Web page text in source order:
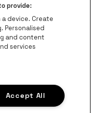
Antwerpen
Antwerpen
Antwerpen
4925 0067 - BIC:
cookiesPrivacy
provide:
device. Create
Personalised
and content
services
Accept All